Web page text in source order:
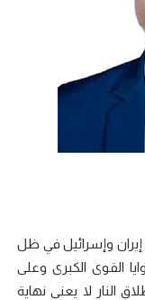
وإسرائيل في ظل
القوى الكبرى وعلى
النار لا يعني نهاية